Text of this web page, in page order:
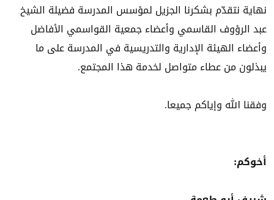
نهاية نتقدّم بشكرنا الجزيل لمؤسس المدرسة فضيلة الشيخ
عبد الرؤوف القاسمي وأعضاء جمعية القواسمي الأفاضل
وأعضاء الهيئة الإدارية والتدريسية في المدرسة على ما
يبذلون من عطاء متواصل لخدمة هذا المجتمع.
وفقنا الله وإياكم جميعا.
أخوكم: